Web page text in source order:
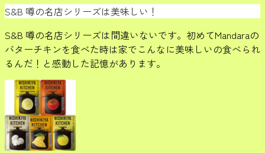
S&B 噂の名店シリーズは美味しい！
S&B 噂の名店シリーズは間違いないです。初めてMandaraの
バターチキンを食べた時は家でこんなに美味しいの食べられ
るんだ！と感動した記憶があります。